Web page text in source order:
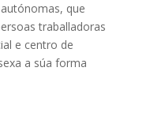
que
traballadoras
e centro de
a súa forma